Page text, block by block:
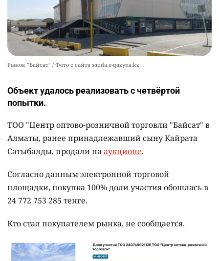
Рынок "Байсат" / Фото с сайта sauda.e-qazyna.kz
Объект удалось реализовать с четвёртой
попытки.
ТОО "Центр оптово-розничной торговли "Байсат" в
Алматы, ранее принадлежавший сыну Кайрата
Сатыбалды, продали нааукционе.
Согласно данным электронной торговой
площадки, покупка 100% доли участия обошлась в
24 772 753 285 тенге.
Кто стал покупателем рынка, не сообщается.